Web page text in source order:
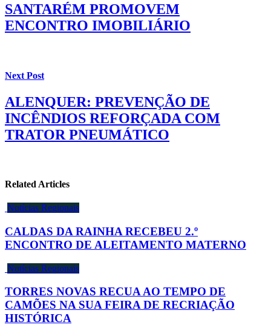
SANTARÉM PROMOVEM
ENCONTRO IMOBILIÁRIO
Next Post
ALENQUER: PREVENÇÃO DE
INCÊNDIOS REFORÇADA COM
TRATOR PNEUMÁTICO
Related Articles
Notícias Regionais
CALDAS DA RAINHA RECEBEU 2.º
ENCONTRO DE ALEITAMENTO MATERNO
Notícias Regionais
TORRES NOVAS RECUA AO TEMPO DE
CAMÕES NA SUA FEIRA DE RECRIAÇÃO
HISTÓRICA